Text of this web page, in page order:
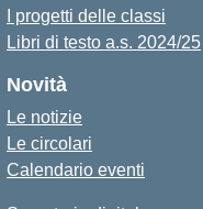
I progetti delle classi
Libri di testo a.s. 2024/25
Novità
Le notizie
Le circolari
Calendario eventi